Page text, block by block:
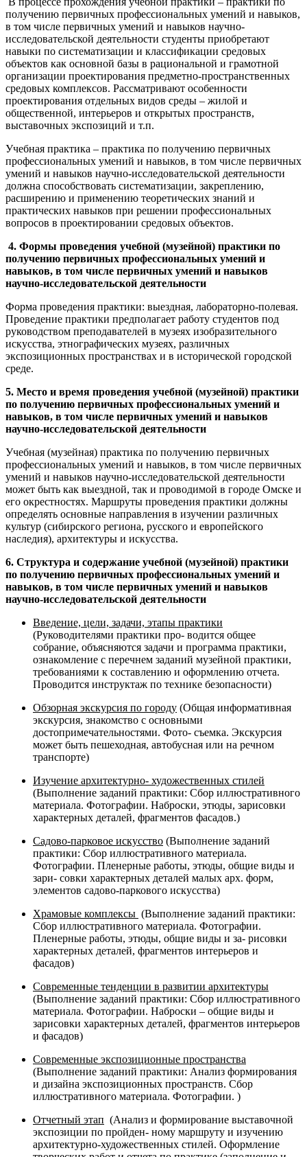
получению первичных профессиональных умений и навыков,
в том числе первичных умений и навыков научно-
исследовательской деятельности студенты приобретают
навыки по систематизации и классификации средовых
объектов как основной базы в рациональной и грамотной
организации проектирования предметно-пространственных
средовых комплексов. Рассматривают особенности
проектирования отдельных видов среды – жилой и
общественной, интерьеров и открытых пространств,
выставочных экспозиций и т.п.
Учебная практика – практика по получению первичных
профессиональных умений и навыков, в том числе первичных
умений и навыков научно-исследовательской деятельности
должна способствовать систематизации, закреплению,
расширению и применению теоретических знаний и
практических навыков при решении профессиональных
вопросов в проектировании средовых объектов.
4. Формы проведения учебной (музейной) практики по
получению первичных профессиональных умений и
навыков, в том числе первичных умений и навыков
научно-исследовательской деятельности
Форма проведения практики: выездная, лабораторно-полевая.
Проведение практики предполагает работу студентов под
руководством преподавателей в музеях изобразительного
искусства, этнографических музеях, различных
экспозиционных пространствах и в исторической городской
среде.
5. Место и время проведения учебной (музейной) практики
по получению первичных профессиональных умений и
навыков, в том числе первичных умений и навыков
научно-исследовательской деятельности
Учебная (музейная) практика по получению первичных
профессиональных умений и навыков, в том числе первичных
умений и навыков научно-исследовательской деятельности
может быть как выездной, так и проводимой в городе Омске и
его окрестностях. Маршруты проведения практики должны
определять основные направления в изучении различных
культур (сибирского региона, русского и европейского
наследия), архитектуры и искусства.
6. Структура и содержание учебной (музейной) практики
по получению первичных профессиональных умений и
навыков, в том числе первичных умений и навыков
научно-исследовательской деятельности
Введение, цели, задачи, этапы практики
(Руководителями практики про- водится общее
собрание, объясняются задачи и программа практики,
ознакомление с перечнем заданий музейной практики,
требованиями к составлению и оформлению отчета.
Проводится инструктаж по технике безопасности)
Обзорная экскурсия по городу (Общая информативная
экскурсия, знакомство с основными
достопримечательностями. Фото- съемка. Экскурсия
может быть пешеходная, автобусная или на речном
транспорте)
Изучение архитектурно- художественных стилей
(Выполнение заданий практики: Сбор иллюстративного
материала. Фотографии. Наброски, этюды, зарисовки
характерных деталей, фрагментов фасадов.)
Садово-парковое искусство (Выполнение заданий
практики: Сбор иллюстративного материала.
Фотографии. Пленерные работы, этюды, общие виды и
зари- совки характерных деталей малых арх. форм,
элементов садово-паркового искусства)
Храмовые комплексы (Выполнение заданий практики:
Сбор иллюстративного материала. Фотографии.
Пленерные работы, этюды, общие виды и за- рисовки
характерных деталей, фрагментов интерьеров и
фасадов)
Современные тенденции в развитии архитектуры
(Выполнение заданий практики: Сбор иллюстративного
материала. Фотографии. Наброски – общие виды и
зарисовки характерных деталей, фрагментов интерьеров
и фасадов)
Современные экспозиционные пространства
(Выполнение заданий практики: Анализ формирования
и дизайна экспозиционных пространств. Сбор
иллюстративного материала. Фотографии. )
Отчетный этап (Анализ и формирование выставочной
экспозиции по пройден- ному маршруту и изучению
архитектурно-художественных стилей. Оформление